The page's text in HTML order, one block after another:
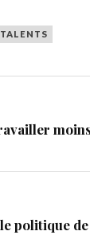
politique